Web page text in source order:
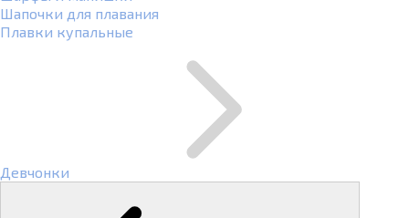
Шапочки для плавания
Плавки купальные
Девчонки